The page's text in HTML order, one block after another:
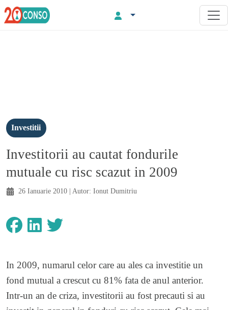
Investitii
Investitorii au cautat fondurile
mutuale cu risc scazut in 2009
26 Ianuarie 2010 | Autor: Ionut Dumitriu
In 2009, numarul celor care au ales ca investitie un
fond mutual a crescut cu 81% fata de anul anterior.
Intr-un an de criza, investitorii au fost precauti si au